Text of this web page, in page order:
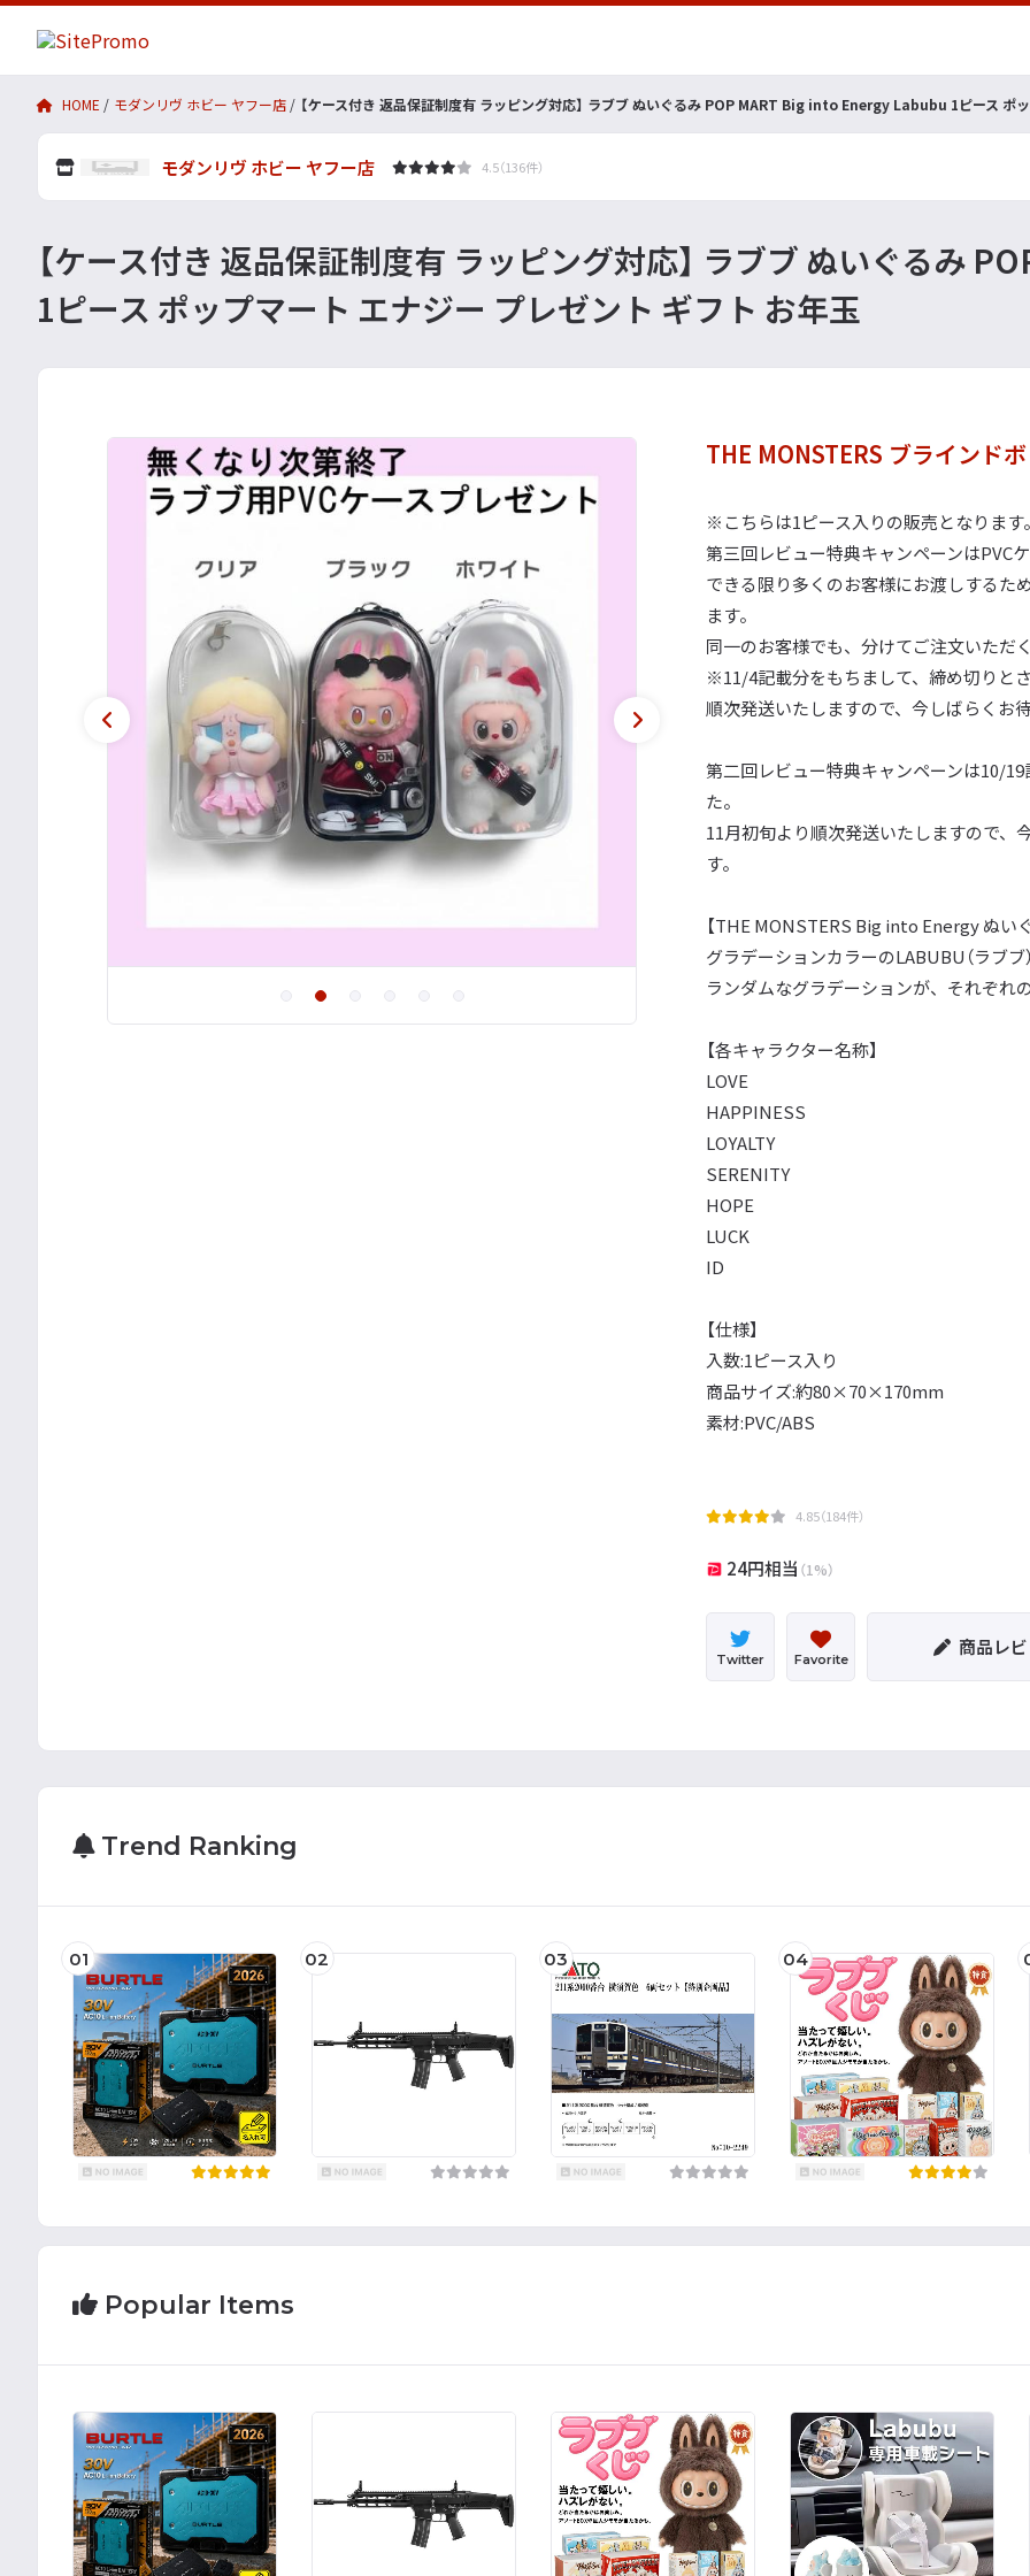
HOME モダンリヴ ホビー ヤフー店 【ケース付き 返品保証制度有 ラッピング対応】 ラブブ ぬいぐるみ POP MART Big into Energy Labubu 1ピース ポ
モダンリヴ ホビー ヤフー店 4.5（136件）
【ケース付き 返品保証制度有 ラッピング対応】 ラブブ ぬいぐるみ
1ピース ポップマート エナジー プレゼント ギフト お年玉
THE MONSTERS ブラインド
※こちらは1ピース入りの販売となります
第三回レビュー特典キャンペーンはPVC
できる限り多くのお客様にお渡しするた
ます。
同一のお客様でも、分けてご注文いただ
※11/4記載分をもちまして、締め切りと
順次発送いたしますので、今しばらくお
第二回レビュー特典キャンペーンは10/
た。
11月初旬より順次発送いたしますので、
す。
【THE MONSTERS Big into Energy ぬい
グラデーションカラーのLABUBU（ラブブ
ランダムなグラデーションが、それぞれ
【各キャラクター名称】
LOVE
HAPPINESS
LOYALTY
SERENITY
HOPE
LUCK
ID
【仕様】
入数:1ピース入り
商品サイズ:約80×70×170mm
素材:PVC/ABS
4.85（184件）
24円相当 （1%）
Twitter Favorite
商品レ
Trend Ranking
Popular Items